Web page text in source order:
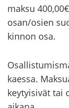
mak­su
osan/osien
kin­non osa.
kaes­sa.
key­tyi­si­vät tai